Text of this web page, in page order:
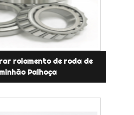
rolamento de roda de
Palhoça